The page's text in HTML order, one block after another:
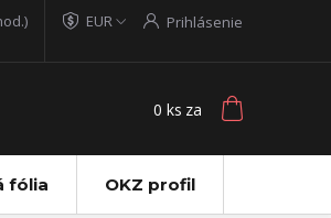
EUR Prihlásenie
0 ks za
fólia OKZ profil